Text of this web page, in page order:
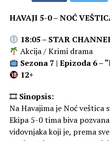
HAVAJI 5-0 – NOĆ
18:05 – STAR
Akcija / Krimi drama
Sezona 7 | Epizoda 6 –
12+
🎞 Sinopsis:
Na Havajima je Noć veštica
Ekipa 5-0 tima biva
vidovnjaka koji je, prema